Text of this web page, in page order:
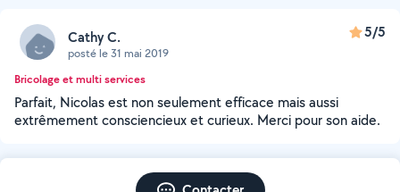
Cathy C.
posté le 31 mai 2019
5/5
Bricolage et multi services
Parfait, Nicolas est non seulement efficace mais aussi
extrêmement consciencieux et curieux. Merci pour son aide.